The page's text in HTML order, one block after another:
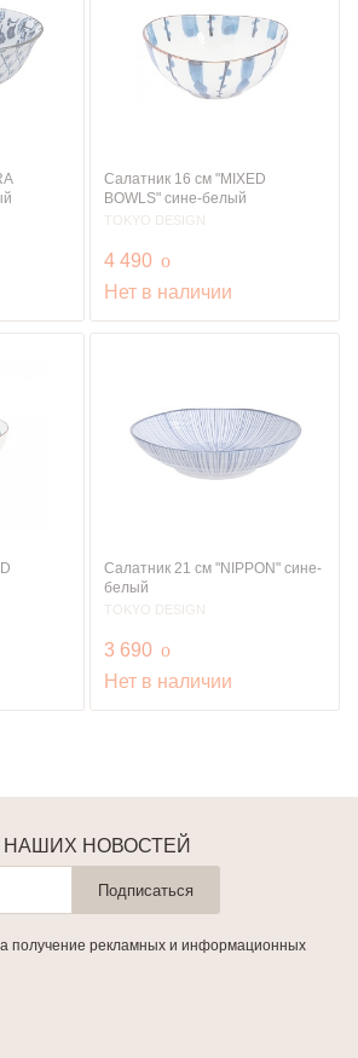
Салатник 16 см "MIXED
BOWLS" сине-белый
TOKYO DESIGN
4 490 руб.
o
Нет в наличии
Салатник 21 см "NIPPON" сине-
белый
TOKYO DESIGN
3 690 руб.
o
Нет в наличии
НАШИХ НОВОСТЕЙ
Подписаться
получение рекламных и информационных